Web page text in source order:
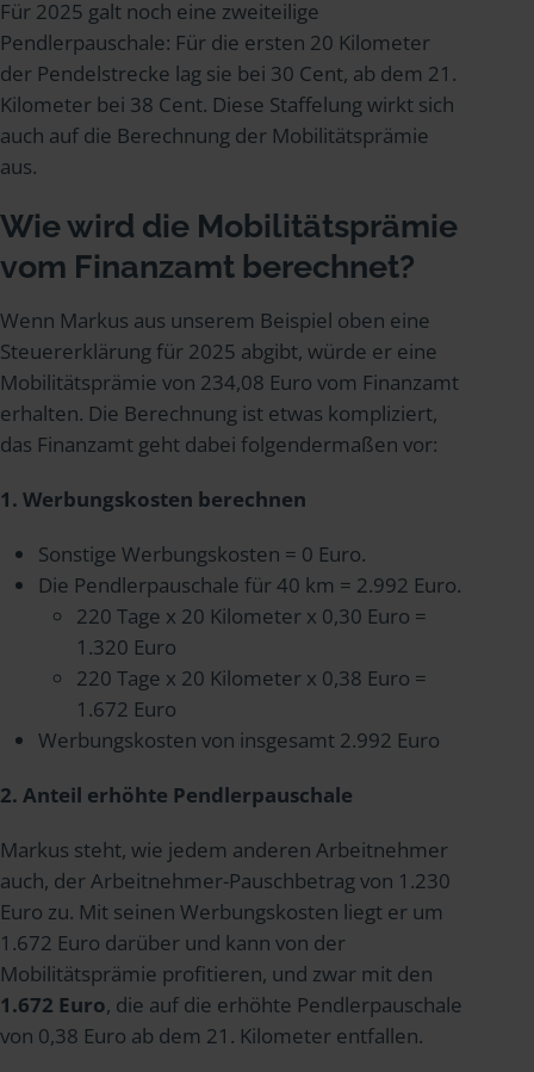
Für 2025 galt noch eine zweiteilige
Pendlerpauschale: Für die ersten 20 Kilometer
der Pendelstrecke lag sie bei 30 Cent, ab dem 21.
Kilometer bei 38 Cent. Diese Staffelung wirkt sich
auch auf die Berechnung der Mobilitätsprämie
aus.
Wie wird die Mobilitätsprämie
vom Finanzamt berechnet?
Wenn Markus aus unserem Beispiel oben eine
Steuererklärung für 2025 abgibt, würde er eine
Mobilitätsprämie von 234,08 Euro vom Finanzamt
erhalten. Die Berechnung ist etwas kompliziert,
das Finanzamt geht dabei folgendermaßen vor:
1. Werbungskosten berechnen
Sonstige Werbungskosten = 0 Euro.
Die Pendlerpauschale für 40 km = 2.992 Euro.
220 Tage x 20 Kilometer x 0,30 Euro =
1.320 Euro
220 Tage x 20 Kilometer x 0,38 Euro =
1.672 Euro
Werbungskosten von insgesamt 2.992 Euro
2. Anteil erhöhte Pendlerpauschale
Markus steht, wie jedem anderen Arbeitnehmer
auch, der Arbeitnehmer-Pauschbetrag von 1.230
Euro zu. Mit seinen Werbungskosten liegt er um
1.672 Euro darüber und kann von der
Mobilitätsprämie profitieren, und zwar mit den
1.672 Euro, die auf die erhöhte Pendlerpauschale
von 0,38 Euro ab dem 21. Kilometer entfallen.